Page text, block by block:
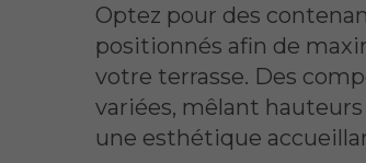
Optez pour des
positionnés afin de
votre terrasse. Des
variées, mêlant
une esthétique